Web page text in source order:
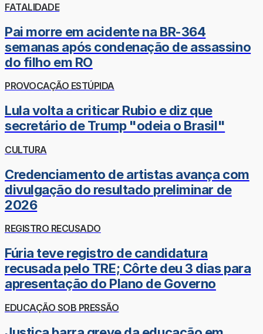
FATALIDADE
Pai morre em acidente na BR-364
semanas após condenação de assassino
do filho em RO
PROVOCAÇÃO ESTÚPIDA
Lula volta a criticar Rubio e diz que
secretário de Trump "odeia o Brasil"
CULTURA
Credenciamento de artistas avança com
divulgação do resultado preliminar de
2026
REGISTRO RECUSADO
Fúria teve registro de candidatura
recusada pelo TRE; Côrte deu 3 dias para
apresentação do Plano de Governo
EDUCAÇÃO SOB PRESSÃO